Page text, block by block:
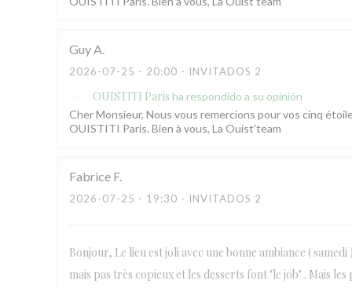
GuyA
2026-07-25 - 20:00 - INVITADOS 2
OUISTITI Paris ha respondido a su opinión
Cher Monsieur, Nous vous remercions pour vos cinq
OUISTITI Paris. Bien à vous, La Ouist'team
Fabrice F
2026-07-25 - 19:30 - INVITADOS 2
Bonjour, Le lieu est joli avec une bonne ambiance (
mais pas très copieux et les desserts font "le job" . Mais